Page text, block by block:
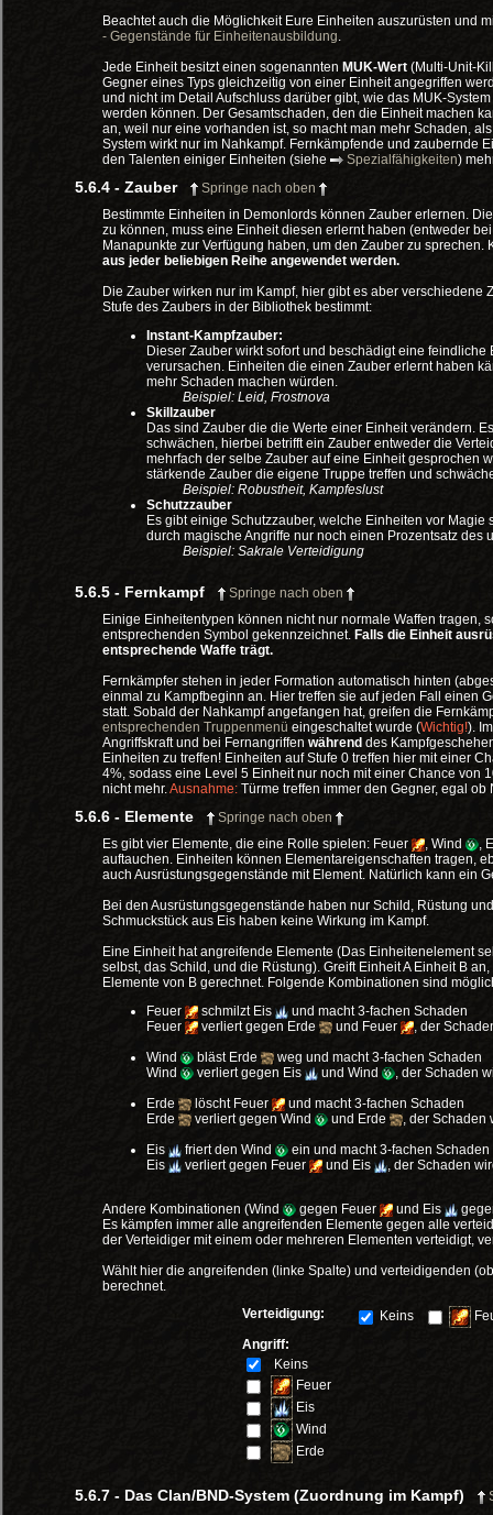
Beachtet auch die Möglichkeit Eure Einheiten auszurüsten und
- Gegenstände für Einheitenausbildung.
Jede Einheit besitzt einen sogenannten MUK-Wert (Multi-Unit-
Gegner eines Typs gleichzeitig von einer Einheit angegriffen
und nicht im Detail Aufschluss darüber gibt, wie das MUK-
werden können. Der Gesamtschaden, den die Einheit machen
an, weil nur eine vorhanden ist, so macht man mehr Schaden,
System wirkt nur im Nahkampf. Fernkämpfende und zaubernde
den Talenten einiger Einheiten (siehe
Spezialfähigkeiten)
5.6.4 - Zauber
Springe nach oben
Bestimmte Einheiten in Demonlords können Zauber erlernen.
zu können, muss eine Einheit diesen erlernt haben (entweder
Manapunkte zur Verfügung haben, um den Zauber zu
aus jeder beliebigen Reihe angewendet werden.
Die Zauber wirken nur im Kampf, hier gibt es aber
Stufe des Zaubers in der Bibliothek bestimmt:
Instant-Kampfzauber:
Dieser Zauber wirkt sofort und beschädigt eine feindliche
verursachen. Einheiten die einen Zauber erlernt haben
mehr Schaden machen würden.
Beispiel: Leid, Frostnova
Skillzauber
Das sind Zauber die die Werte einer Einheit verändern.
schwächen, hierbei betrifft ein Zauber entweder die
mehrfach der selbe Zauber auf eine Einheit gesprochen
stärkende Zauber die eigene Truppe treffen und
Beispiel: Robustheit, Kampfeslust
Schutzzauber
Es gibt einige Schutzzauber, welche Einheiten vor
durch magische Angriffe nur noch einen Prozentsatz des
Beispiel: Sakrale Verteidigung
5.6.5 - Fernkampf
Springe nach oben
Einige Einheitentypen können nicht nur normale Waffen tragen,
entsprechenden Symbol gekennzeichnet. Falls die Einheit
entsprechende Waffe trägt.
Fernkämpfer stehen in jeder Formation automatisch hinten
einmal zu Kampfbeginn an. Hier treffen sie auf jeden Fall einen
statt. Sobald der Nahkampf angefangen hat, greifen die
entsprechenden Truppenmenü eingeschaltet wurde (Wichtig!).
Angriffskraft und bei Fernangriffen während des
Einheiten zu treffen! Einheiten auf Stufe 0 treffen hier mit einer
4%, sodass eine Level 5 Einheit nur noch mit einer Chance von
nicht mehr.Ausnahme: Türme treffen immer den Gegner, egal
5.6.6 - Elemente
Springe nach oben
Es gibt vier Elemente, die eine Rolle spielen: Feuer
, Wind
,
auftauchen. Einheiten können Elementareigenschaften tragen,
auch Ausrüstungsgegenstände mit Element. Natürlich kann ein
Bei den Ausrüstungsgegenstände haben nur Schild, Rüstung
Schmuckstück aus Eis haben keine Wirkung im Kampf.
Eine Einheit hat angreifende Elemente (Das Einheitenelement
selbst, das Schild, und die Rüstung). Greift Einheit A Einheit B
Elemente von B gerechnet. Folgende Kombinationen sind
Feuer
schmilzt Eis
und macht 3-fachen Schaden
Feuer
verliert gegen Erde und Feuer
, der
Wind
bläst Erde
weg und macht 3-fachen Schaden
Wind
verliert gegen Eis und Wind
, der Schaden
Erde
löscht Feuer
und macht 3-fachen Schaden
Erde
verliert gegen Wind und Erde
, der Schaden
Eis
friert den Wind
ein und macht 3-fachen Schaden
Eis
verliert gegen Feuer und Eis , der Schaden
Andere Kombinationen (Wind gegen Feuer und Eis
Es kämpfen immer alle angreifenden Elemente gegen alle
der Verteidiger mit einem oder mehreren Elementen verteidigt,
Wählt hier die angreifenden (linke Spalte) und verteidigenden
berechnet.
Verteidigung:
Angriff:
Keins
Keins
Feuer
Eis
Wind
Erde
5.6.7 - Das Clan/BND-System (Zuordnung im Kampf)